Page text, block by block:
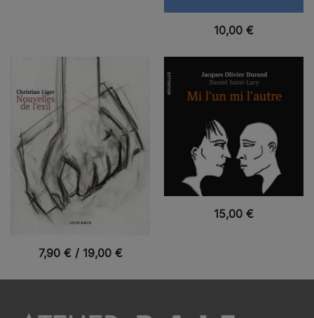
VUE RAPIDE
10,00 €
VUE RAPIDE
7,90 € / 19,00 €
VUE RAPIDE
15,00 €